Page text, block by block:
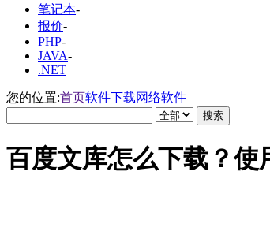
笔记本-
报价-
PHP-
JAVA-
.NET
您的位置:首页软件下载网络软件
百度文库怎么下载？